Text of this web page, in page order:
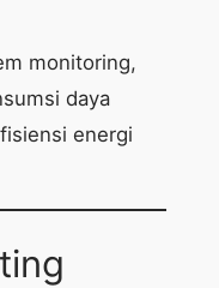
monitoring,
daya
energi